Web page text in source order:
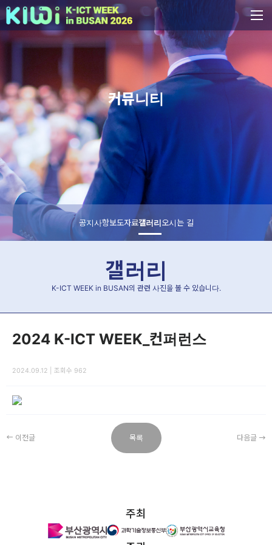
커뮤니티
공지사항보도자료갤러리오시는 길
갤러리
K-ICT WEEK in BUSAN의 관련 사진을 볼 수 있습니다.
2024 K-ICT WEEK_컨퍼런스
2024.09.12 | 조회수 962
이전글 목록 다음글
주최